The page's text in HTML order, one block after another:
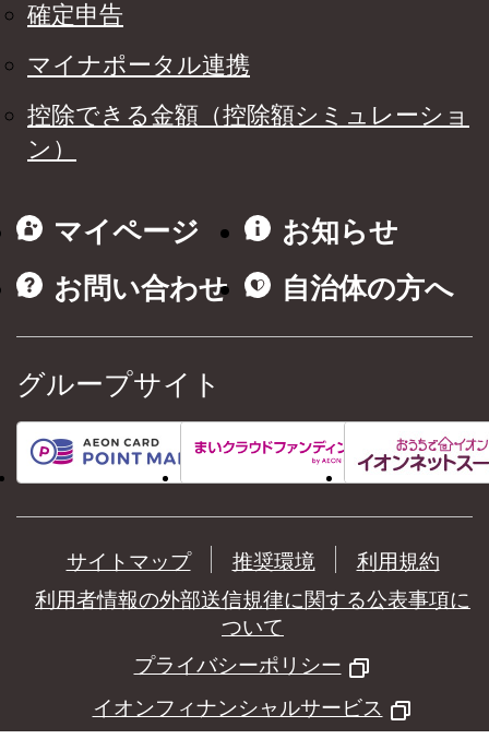
確定申告
マイナポータル連携
控除できる金額（控除額シミュレーショ
ン）
マイページ
お知らせ
お問い合わせ
自治体の方へ
グループサイト
サイトマップ 推奨環境
利用規約
利用者情報の外部送信規律に関する公表事項に
ついて
プライバシーポリシー
イオンフィナンシャルサービス